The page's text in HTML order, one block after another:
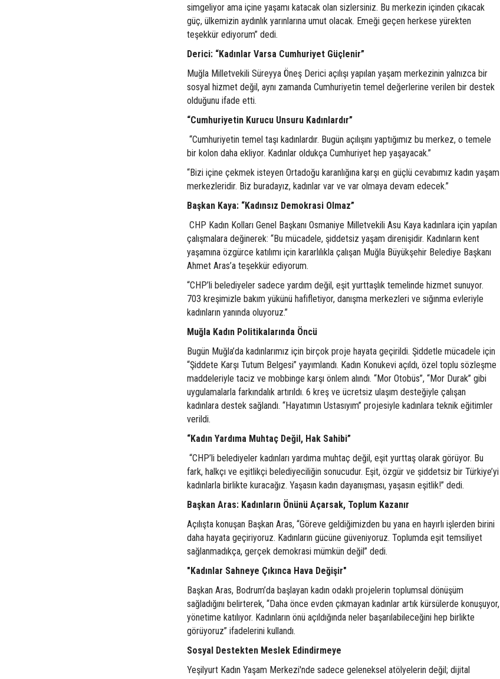
simgeliyor ama içine yaşamı katacak olan sizlersiniz. Bu merkezin içinden çıkacak
güç, ülkemizin aydınlık yarınlarına umut olacak. Emeği geçen herkese yürekten
teşekkür ediyorum” dedi.
Derici: “Kadınlar Varsa Cumhuriyet Güçlenir”
Muğla Milletvekili Süreyya Öneş Derici açılışı yapılan yaşam merkezinin yalnızca bir
sosyal hizmet değil, aynı zamanda Cumhuriyetin temel değerlerine verilen bir destek
olduğunu ifade etti.
“Cumhuriyetin Kurucu Unsuru Kadınlardır”
“Cumhuriyetin temel taşı kadınlardır. Bugün açılışını yaptığımız bu merkez, o temele
bir kolon daha ekliyor. Kadınlar oldukça Cumhuriyet hep yaşayacak.”
“Bizi içine çekmek isteyen Ortadoğu karanlığına karşı en güçlü cevabımız kadın yaşam
merkezleridir. Biz buradayız, kadınlar var ve var olmaya devam edecek.”
Başkan Kaya: “Kadınsız Demokrasi Olmaz”
CHP Kadın Kolları Genel Başkanı Osmaniye Milletvekili Asu Kaya kadınlara için yapılan
çalışmalara değinerek: “Bu mücadele, şiddetsiz yaşam direnişidir. Kadınların kent
yaşamına özgürce katılımı için kararlılıkla çalışan Muğla Büyükşehir Belediye Başkanı
Ahmet Aras’a teşekkür ediyorum.
“CHP’li belediyeler sadece yardım değil, eşit yurttaşlık temelinde hizmet sunuyor.
703 kreşimizle bakım yükünü hafifletiyor, danışma merkezleri ve sığınma evleriyle
kadınların yanında oluyoruz.”
Muğla Kadın Politikalarında Öncü
Bugün Muğla’da kadınlarımız için birçok proje hayata geçirildi. Şiddetle mücadele için
“Şiddete Karşı Tutum Belgesi” yayımlandı. Kadın Konukevi açıldı, özel toplu sözleşme
maddeleriyle taciz ve mobbinge karşı önlem alındı. “Mor Otobüs”, “Mor Durak” gibi
uygulamalarla farkındalık artırıldı. 6 kreş ve ücretsiz ulaşım desteğiyle çalışan
kadınlara destek sağlandı. “Hayatımın Ustasıyım” projesiyle kadınlara teknik eğitimler
verildi.
“Kadın Yardıma Muhtaç Değil, Hak Sahibi”
“CHP’li belediyeler kadınları yardıma muhtaç değil, eşit yurttaş olarak görüyor. Bu
fark, halkçı ve eşitlikçi belediyeciliğin sonucudur. Eşit, özgür ve şiddetsiz bir Türkiye’yi
kadınlarla birlikte kuracağız. Yaşasın kadın dayanışması, yaşasın eşitlik!” dedi.
Başkan Aras: Kadınların Önünü Açarsak, Toplum Kazanır
Açılışta konuşan Başkan Aras, “Göreve geldiğimizden bu yana en hayırlı işlerden birini
daha hayata geçiriyoruz. Kadınların gücüne güveniyoruz. Toplumda eşit temsiliyet
sağlanmadıkça, gerçek demokrasi mümkün değil” dedi.
"Kadınlar Sahneye Çıkınca Hava Değişir"
Başkan Aras, Bodrum’da başlayan kadın odaklı projelerin toplumsal dönüşüm
sağladığını belirterek, “Daha önce evden çıkmayan kadınlar artık kürsülerde konuşuyor,
yönetime katılıyor. Kadınların önü açıldığında neler başarılabileceğini hep birlikte
görüyoruz” ifadelerini kullandı.
Sosyal Destekten Meslek Edindirmeye
Yeşilyurt Kadın Yaşam Merkezi'nde sadece geleneksel atölyelerin değil; dijital